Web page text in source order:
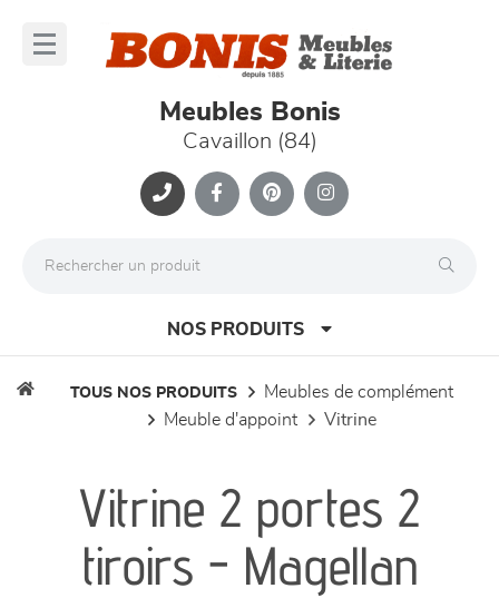
Meubles Bonis
Cavaillon (84)
NOS PRODUITS
séjours
meubles de complément
TOUS NOS PRODUITS
meubles de complément
meuble d'appoint
vitrine
Vitrine 2 portes 2
tiroirs - Magellan